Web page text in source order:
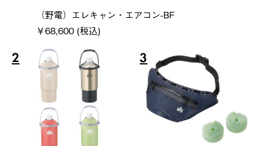
（野電）エレキャン・エアコン-BF
￥68,600 (税込)
2 3